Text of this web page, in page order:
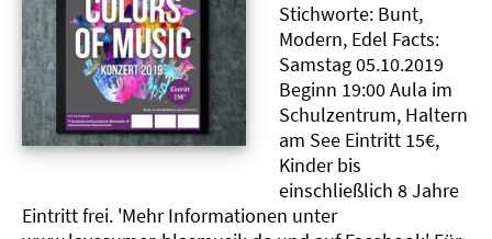
Stichworte: Bunt,
Modern, Edel Facts:
Samstag 05.10.2019
Beginn 19:00 Aula im
Schulzentrum, Haltern
am See Eintritt 15€,
Kinder bis
einschließlich 8 Jahre
Eintritt frei. 'Mehr Informationen unter